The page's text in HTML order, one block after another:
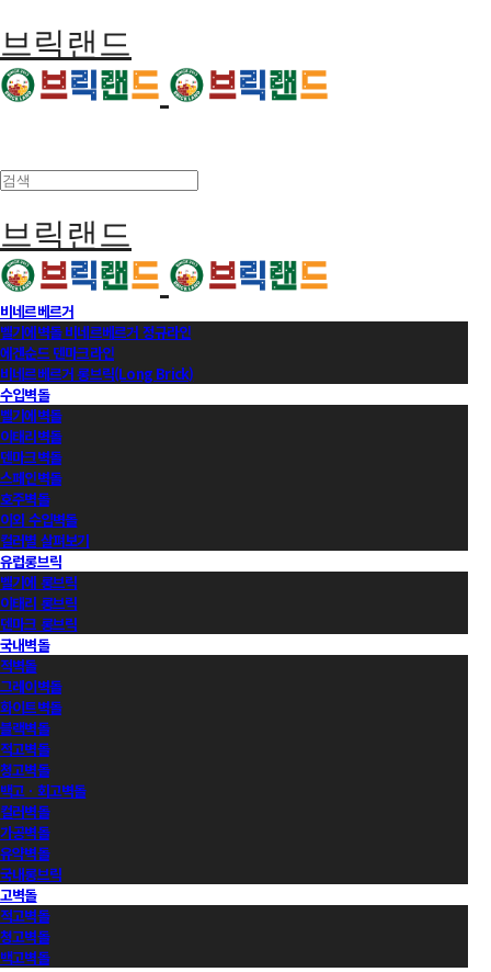
브릭랜드
브릭랜드
비네르베르거
벨기에벽돌 비네르베르거 정규라인
에겐순드 덴마크라인
비네르베르거 롱브릭(Long Brick)
수입벽돌
벨기에벽돌
이태리벽돌
덴마크벽돌
스페인벽돌
호주벽돌
이외 수입벽돌
컬러별 살펴보기
유럽롱브릭
벨기에 롱브릭
이태리 롱브릭
덴마크 롱브릭
국내벽돌
적벽돌
그레이벽돌
화이트벽돌
블랙벽돌
적고벽돌
청고벽돌
백고ㆍ회고벽돌
컬러벽돌
가공벽돌
유약벽돌
국내롱브릭
고벽돌
적고벽돌
청고벽돌
백고벽돌